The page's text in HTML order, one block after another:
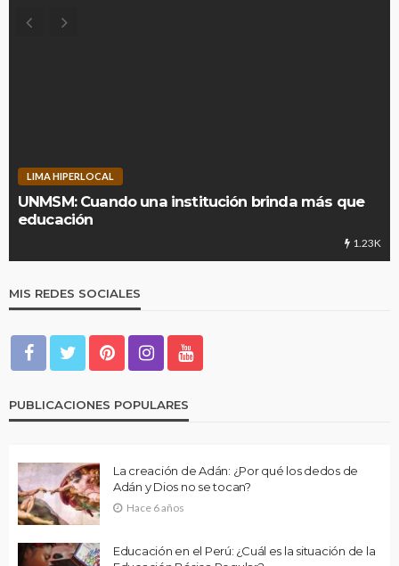
LIMA HIPERLOCAL
UNMSM: Cuando una institución brinda más que
educación
1.23K
MIS REDES SOCIALES
PUBLICACIONES POPULARES
La creación de Adán: ¿Por qué los dedos de
Adán y Dios no se tocan?
Hace 6 años
Educación en el Perú: ¿Cuál es la situación de la